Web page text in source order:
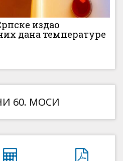
издао
дана температуре
60. МОСИ